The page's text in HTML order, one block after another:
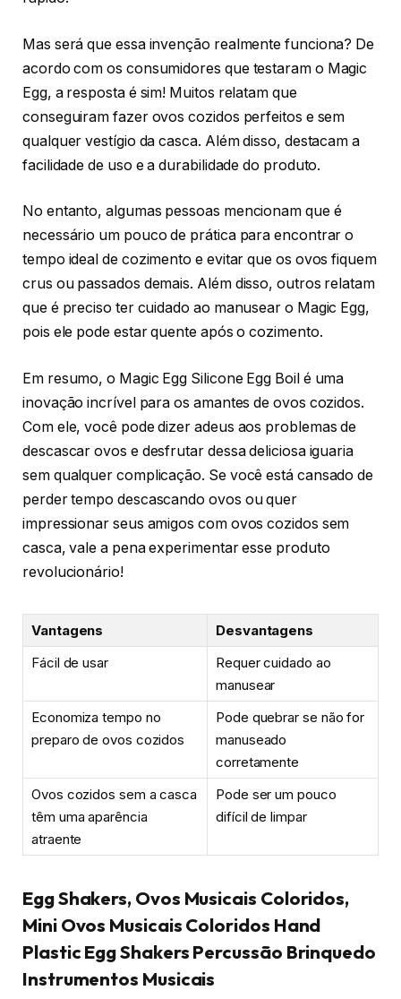
Mas será que essa invenção realmente funciona? De
acordo com os consumidores que testaram o Magic
Egg, a resposta é sim! Muitos relatam que
conseguiram fazer ovos cozidos perfeitos e sem
qualquer vestígio da casca. Além disso, destacam a
facilidade de uso e a durabilidade do produto.
No entanto, algumas pessoas mencionam que é
necessário um pouco de prática para encontrar o
tempo ideal de cozimento e evitar que os ovos fiquem
crus ou passados demais. Além disso, outros relatam
que é preciso ter cuidado ao manusear o Magic Egg,
pois ele pode estar quente após o cozimento.
Em resumo, o Magic Egg Silicone Egg Boil é uma
inovação incrível para os amantes de ovos cozidos.
Com ele, você pode dizer adeus aos problemas de
descascar ovos e desfrutar dessa deliciosa iguaria
sem qualquer complicação. Se você está cansado de
perder tempo descascando ovos ou quer
impressionar seus amigos com ovos cozidos sem
casca, vale a pena experimentar esse produto
revolucionário!
Vantagens
Desvantagens
Fácil de usar
Requer cuidado ao
manusear
Economiza tempo no
preparo de ovos cozidos
Pode quebrar se não for
manuseado
corretamente
Ovos cozidos sem a casca
têm uma aparência
atraente
Pode ser um pouco
difícil de limpar
Egg Shakers, Ovos Musicais Coloridos,
Mini Ovos Musicais Coloridos Hand
Plastic Egg Shakers Percussão Brinquedo
Instrumentos Musicais